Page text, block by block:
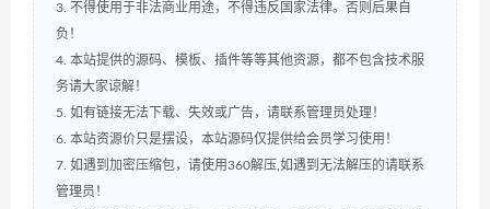
3. 不得使用于非法商业用途，不得违反国家法律。否则后果自
负！
4. 本站提供的源码、模板、插件等等其他资源，都不包含技术服
务请大家谅解！
5. 如有链接无法下载、失效或广告，请联系管理员处理！
6. 本站资源价只是摆设，本站源码仅提供给会员学习使用！
7. 如遇到加密压缩包，请使用360解压,如遇到无法解压的请联系
管理员！